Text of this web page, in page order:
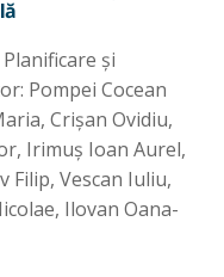
şi
Pompei Cocean
Crişan Ovidiu,
Irimuş Ioan Aurel,
Filip, Vescan Iuliu,
Ilovan Oana-